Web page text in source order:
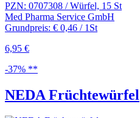
PZN: 0707308 / Würfel, 15 St
Med Pharma Service GmbH
Grundpreis: € 0,46 / 1St
6,95 €
-37% **
NEDA Früchtewürfel